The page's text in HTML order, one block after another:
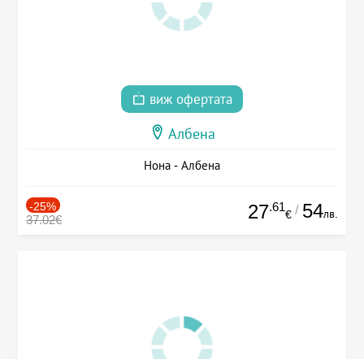
виж офертата
Албена
Нона - Албена
-25%
37.02€ 27.61
€ / 54лв.